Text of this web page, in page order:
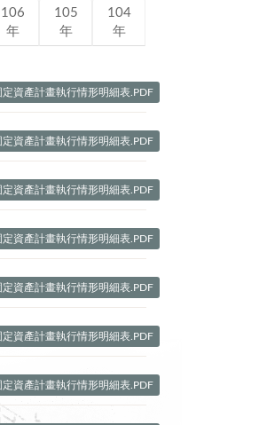
106
年
105
年
104
年
定資產計畫執行情形明細表.PDF
定資產計畫執行情形明細表.PDF
定資產計畫執行情形明細表.PDF
定資產計畫執行情形明細表.PDF
定資產計畫執行情形明細表.PDF
定資產計畫執行情形明細表.PDF
定資產計畫執行情形明細表.PDF